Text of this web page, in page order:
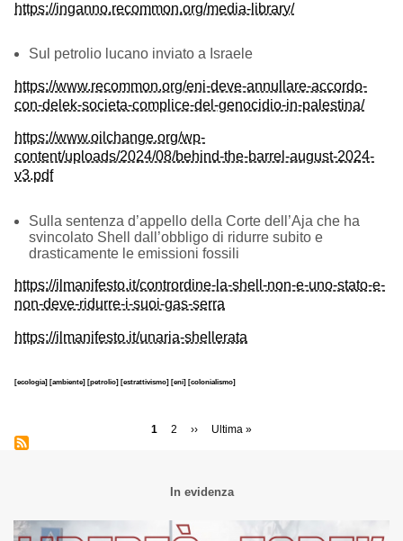
https://inganno.recommon.org/media-library/
Sul petrolio lucano inviato a Israele
https://www.recommon.org/eni-deve-annullare-accordo-
con-delek-societa-complice-del-genocidio-in-palestina/
https://www.oilchange.org/wp-
content/uploads/2024/08/behind-the-barrel-august-2024-
v3.pdf
Sulla sentenza d’appello della Corte dell’Aja che ha
svincolato Shell dall’obbligo di ridurre subito e
drasticamente le emissioni fossili
https://ilmanifesto.it/contrordine-la-shell-non-e-uno-stato-e-
non-deve-ridurre-i-suoi-gas-serra
https://ilmanifesto.it/unaria-shellerata
[ecologia] [ambiente] [petrolio] [estrattivismo] [eni] [colonialismo]
Pagina
1 Page
2
Pagina
››
Ultima
Ultima »
In evidenza